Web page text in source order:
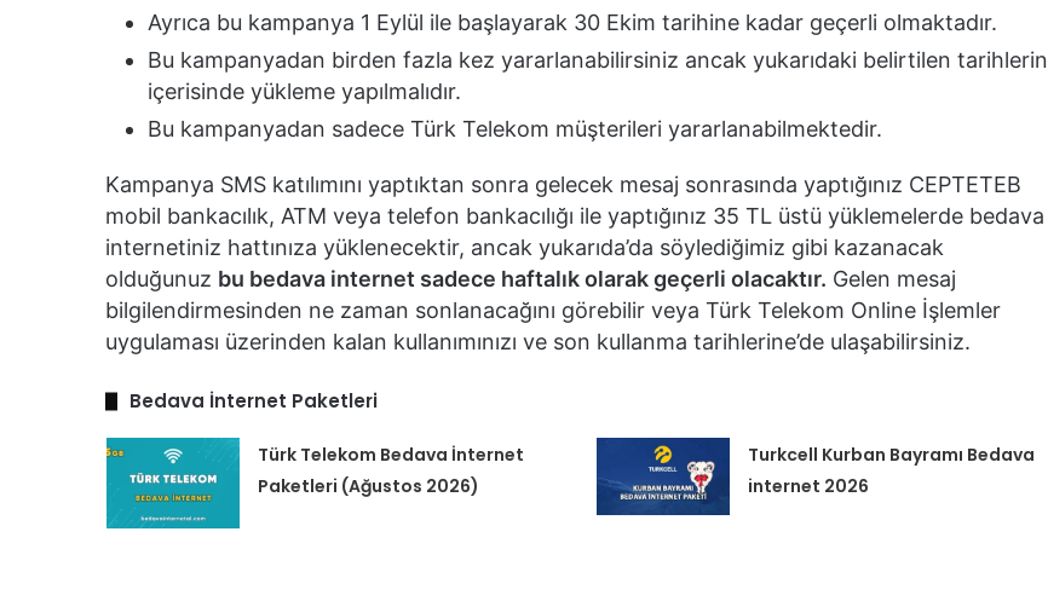
Ayrıca bu kampanya 1 Eylül ile başlayarak 30 Ekim tarihine kadar geçerli olmaktadır.
Bu kampanyadan birden fazla kez yararlanabilirsiniz ancak yukarıdaki belirtilen tarihlerin
içerisinde yükleme yapılmalıdır.
Bu kampanyadan sadece Türk Telekom müşterileri yararlanabilmektedir.
Kampanya SMS katılımını yaptıktan sonra gelecek mesaj sonrasında yaptığınız CEPTETEB
mobil bankacılık, ATM veya telefon bankacılığı ile yaptığınız 35 TL üstü yüklemelerde bedava
internetiniz hattınıza yüklenecektir, ancak yukarıda’da söylediğimiz gibi kazanacak
olduğunuz bu bedava internet sadece haftalık olarak geçerli olacaktır. Gelen mesaj
bilgilendirmesinden ne zaman sonlanacağını görebilir veya Türk Telekom Online İşlemler
uygulaması üzerinden kalan kullanımınızı ve son kullanma tarihlerine’de ulaşabilirsiniz.
Bedava İnternet Paketleri
Türk Telekom Bedava İnternet
Paketleri (Ağustos 2026)
Turkcell Kurban Bayramı Bedava
internet 2026